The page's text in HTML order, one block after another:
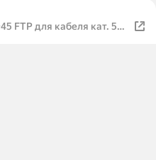
FTP для кабеля кат. 5Е,